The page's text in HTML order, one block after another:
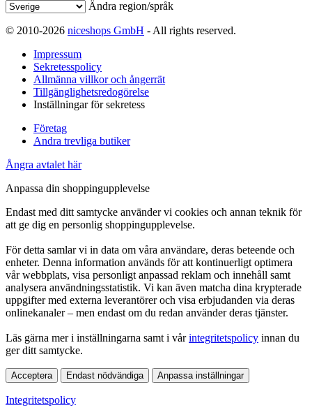
Ändra region/språk
© 2010-2026 niceshops GmbH - All rights reserved.
Impressum
Sekretesspolicy
Allmänna villkor och ångerrät
Tillgänglighetsredogörelse
Inställningar för sekretess
Företag
Andra trevliga butiker
Ångra avtalet här
Anpassa din shoppingupplevelse
Endast med ditt samtycke använder vi cookies och annan teknik för
att ge dig en personlig shoppingupplevelse.
För detta samlar vi in data om våra användare, deras beteende och
enheter. Denna information används för att kontinuerligt optimera
vår webbplats, visa personligt anpassad reklam och innehåll samt
analysera användningsstatistik. Vi kan även matcha dina krypterade
uppgifter med externa leverantörer och visa erbjudanden via deras
onlinekanaler – men endast om du redan använder deras tjänster.
Läs gärna mer i inställningarna samt i vårintegritetspolicy innan du
ger ditt samtycke.
Acceptera Endast nödvändiga Anpassa inställningar
Integritetspolicy